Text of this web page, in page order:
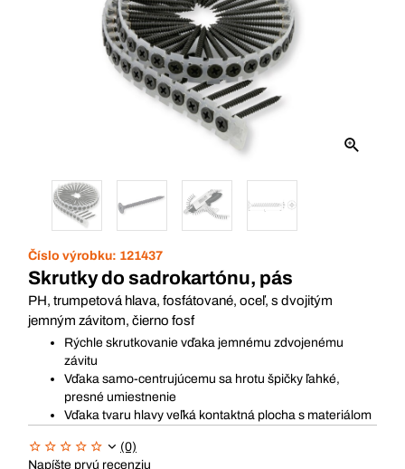
Číslo výrobku: 121437
Skrutky do sadrokartónu, pás
PH, trumpetová hlava, fosfátované, oceľ, s dvojitým
jemným závitom, čierno fosf
Rýchle skrutkovanie vďaka jemnému zdvojenému
závitu
Vďaka samo-centrujúcemu sa hrotu špičky ľahké,
presné umiestnenie
Vďaka tvaru hlavy veľká kontaktná plocha s materiálom
(0)
Napíšte prvú recenziu